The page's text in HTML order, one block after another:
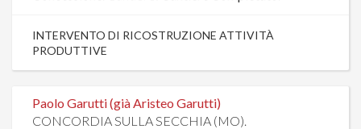
INTERVENTO DI RICOSTRUZIONE ATTIVITÀ
PRODUTTIVE
Paolo Garutti (già Aristeo Garutti)
CONCORDIA SULLA SECCHIA (MO).